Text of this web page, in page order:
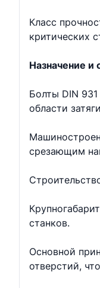
Класс
критических
Назначение и
Болты DIN
области
срезающим
станков.
Основной
отверстий,